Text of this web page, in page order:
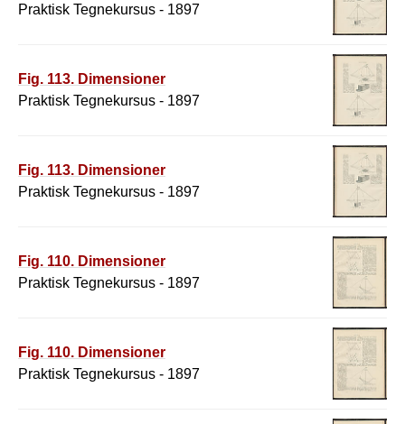
Praktisk Tegnekursus - 1897
Fig. 113. Dimensioner
Praktisk Tegnekursus - 1897
Fig. 113. Dimensioner
Praktisk Tegnekursus - 1897
Fig. 110. Dimensioner
Praktisk Tegnekursus - 1897
Fig. 110. Dimensioner
Praktisk Tegnekursus - 1897